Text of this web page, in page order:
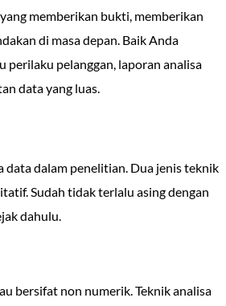
memberikan bukti, memberikan
di masa depan. Baik Anda
perilaku pelanggan, laporan analisa
data yang luas.
data dalam penelitian. Dua jenis teknik
Sudah tidak terlalu asing dengan
dahulu.
bersifat non numerik. Teknik analisa